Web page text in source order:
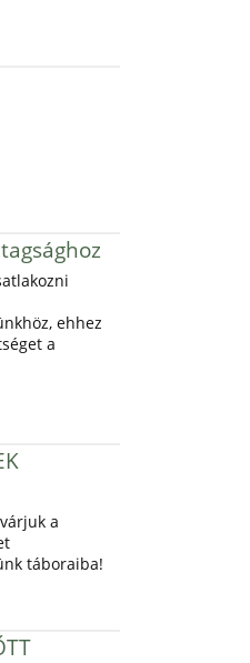
ehhez
a
a
táboraiba!